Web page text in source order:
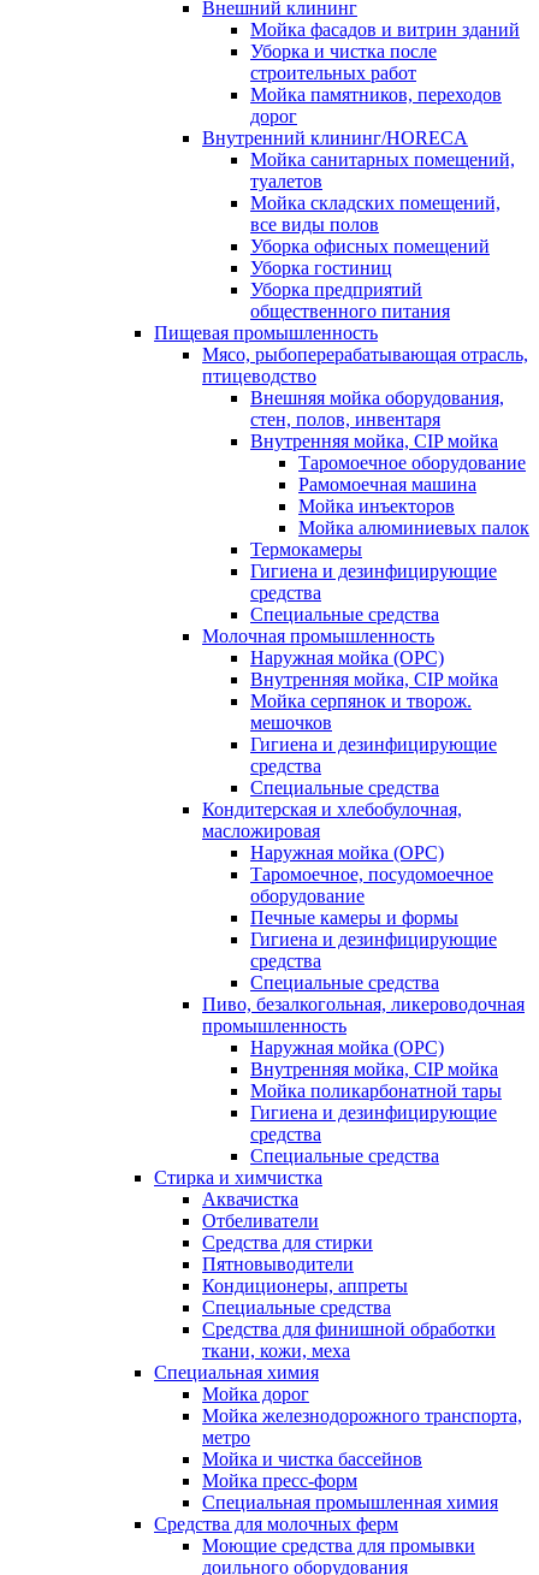
Внешний клининг
Мойка фасадов и витрин зданий
Уборка и чистка после
строительных работ
Мойка памятников, переходов
дорог
Внутренний клининг/HORECA
Мойка санитарных помещений,
туалетов
Мойка складских помещений,
все виды полов
Уборка офисных помещений
Уборка гостиниц
Уборка предприятий
общественного питания
Пищевая промышленность
Мясо, рыбоперерабатывающая отрасль,
птицеводство
Внешняя мойка оборудования,
стен, полов, инвентаря
Внутренняя мойка, CIP мойка
Таромоечное оборудование
Рамомоечная машина
Мойка инъекторов
Мойка алюминиевых палок
Термокамеры
Гигиена и дезинфицирующие
средства
Специальные средства
Молочная промышленность
Наружная мойка (ОРС)
Внутренняя мойка, CIP мойка
Мойка серпянок и творож.
мешочков
Гигиена и дезинфицирующие
средства
Специальные средства
Кондитерская и хлебобулочная,
масложировая
Наружная мойка (ОРС)
Таромоечное, посудомоечное
оборудование
Печные камеры и формы
Гигиена и дезинфицирующие
средства
Специальные средства
Пиво, безалкогольная, ликероводочная
промышленность
Наружная мойка (ОРС)
Внутренняя мойка, CIP мойка
Мойка поликарбонатной тары
Гигиена и дезинфицирующие
средства
Специальные средства
Стирка и химчистка
Аквачистка
Отбеливатели
Средства для стирки
Пятновыводители
Кондиционеры, аппреты
Специальные средства
Средства для финишной обработки
ткани, кожи, меха
Специальная химия
Мойка дорог
Мойка железнодорожного транспорта,
метро
Мойка и чистка бассейнов
Мойка пресс-форм
Специальная промышленная химия
Средства для молочных ферм
Моющие средства для промывки
доильного оборудования